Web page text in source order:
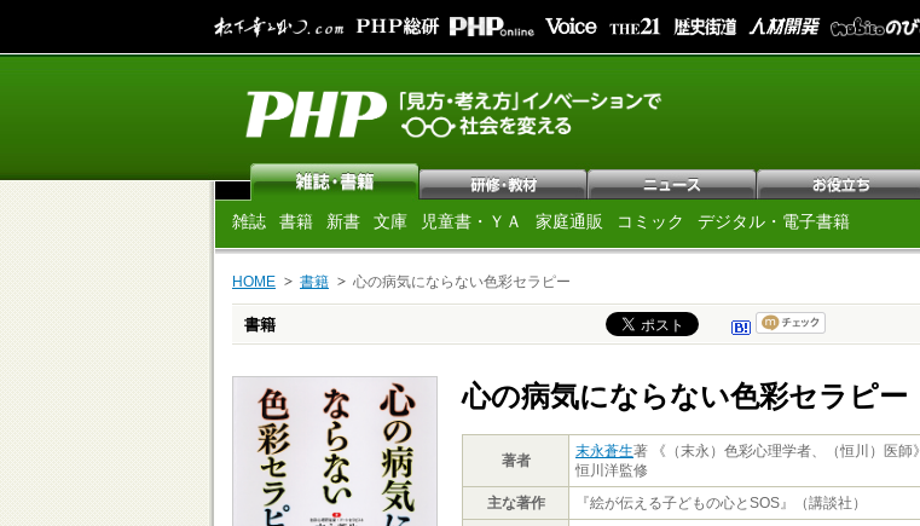
雑誌 書籍 新書 文庫 児童書・ＹＡ 家庭通販 コミック デジタル・電子書籍
HOME 書籍 心の病気にならない色彩セラピー
書籍
心の病気にならない色彩セラピー
著者
末永蒼生著 《（末永）色彩心理学者、（恒川）医師》
恒川洋監修
主な著作
『絵が伝える子どもの心とSOS』（講談社）